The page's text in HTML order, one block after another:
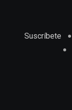
Suscríbete